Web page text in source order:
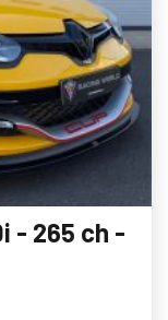
- 265 ch -